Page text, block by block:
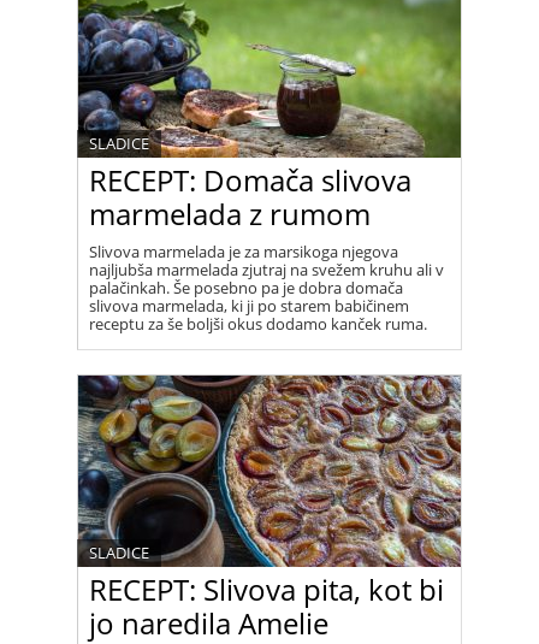
RECEPT: Domača slivova
marmelada z rumom
SLADICE
Slivova marmelada je za marsikoga njegova
najljubša marmelada zjutraj na svežem kruhu ali v
palačinkah. Še posebno pa je dobra domača
slivova marmelada, ki ji po starem babičinem
receptu za še boljši okus dodamo kanček ruma.
RECEPT: Slivova pita, kot bi
jo naredila Amelie
SLADICE